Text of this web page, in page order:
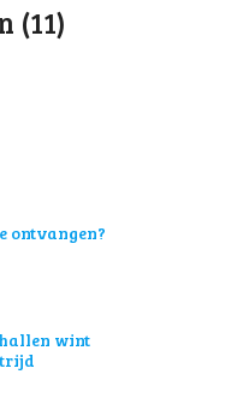
(11)
ontvangen?
wint